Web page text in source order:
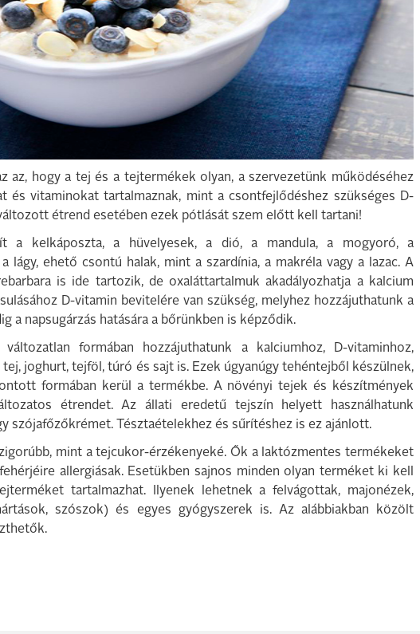
az, hogy a tej és a tejtermékek olyan, a szervezetünk működéséhez
és vitaminokat tartalmaznak, mint a csontfejlődéshez szükséges D-
étrend esetében ezek pótlását szem előtt kell tartani!
a kelkáposzta, a hüvelyesek, a dió, a mandula, a mogyoró, a
lágy, ehető csontú halak, mint a szardínia, a makréla vagy a lazac. A
is ide tartozik, de oxaláttartalmuk akadályozhatja a kalcium
D-vitamin bevitelére van szükség, melyhez hozzájuthatunk a
a napsugárzás hatására a bőrünkben is képződik.
formában hozzájuthatunk a kalciumhoz, D-vitaminhoz,
joghurt, tejföl, túró és sajt is. Ezek úgyanúgy tehéntejből készülnek,
formában kerül a termékbe. A növényi tejek és készítmények
étrendet. Az állati eredetű tejszín helyett használhatunk
szójafőzőkrémet. Tésztaételekhez és sűrítéshez is ez ajánlott.
mint a tejcukor-érzékenyeké. Ők a laktózmentes termékeket
allergiásak. Esetükben sajnos minden olyan terméket ki kell
tartalmazhat. Ilyenek lehetnek a felvágottak, majonézek,
szószok) és egyes gyógyszerek is. Az alábbiakban közölt